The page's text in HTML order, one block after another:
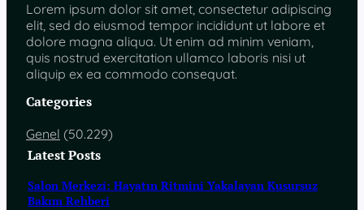
Lorem ipsum dolor sit amet, consectetur adipiscing
elit, sed do eiusmod tempor incididunt ut labore et
dolore magna aliqua. Ut enim ad minim veniam,
quis nostrud exercitation ullamco laboris nisi ut
aliquip ex ea commodo consequat.
Categories
Genel (50.229)
Latest Posts
Salon Merkezi: Hayatın Ritmini Yakalayan Kusursuz
Bakım Rehberi